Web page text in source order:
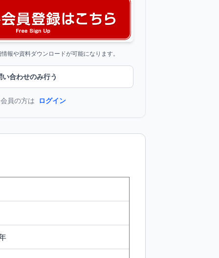
報や資料ダウンロードが可能になります。
い合わせのみ行う
員の方は ログイン